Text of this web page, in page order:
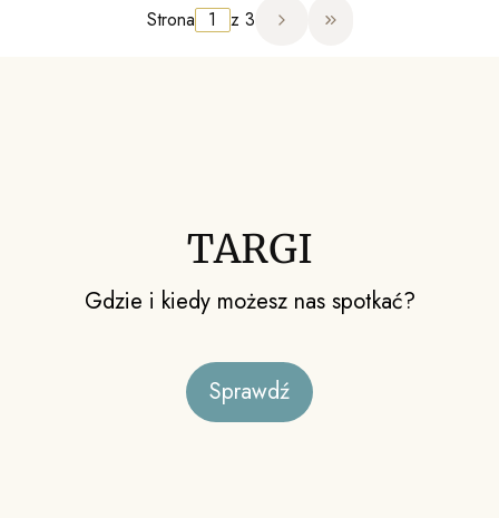
Strona z 3 Przejdź do
TARGI
Gdzie i kiedy możesz nas spotkać?
Sprawdź